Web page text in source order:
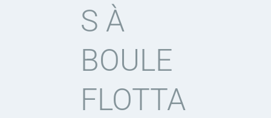
S À
BOULE
FLOTTA